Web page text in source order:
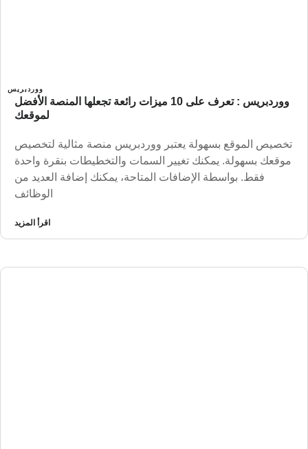
ووردبريس
ووردبريس : تعرف على 10 ميزات رائعة تجعلها المنصة الأفضل
لموقعك
تخصيص الموقع بسهولة يعتبر ووردبريس منصة مثالية لتخصيص
موقعك بسهولة. يمكنك تغيير السمات والتخطيطات بنقرة واحدة
فقط. بواسطة الإضافات المتاحة، يمكنك إضافة العديد من
الوظائف
اقرأ المزيد